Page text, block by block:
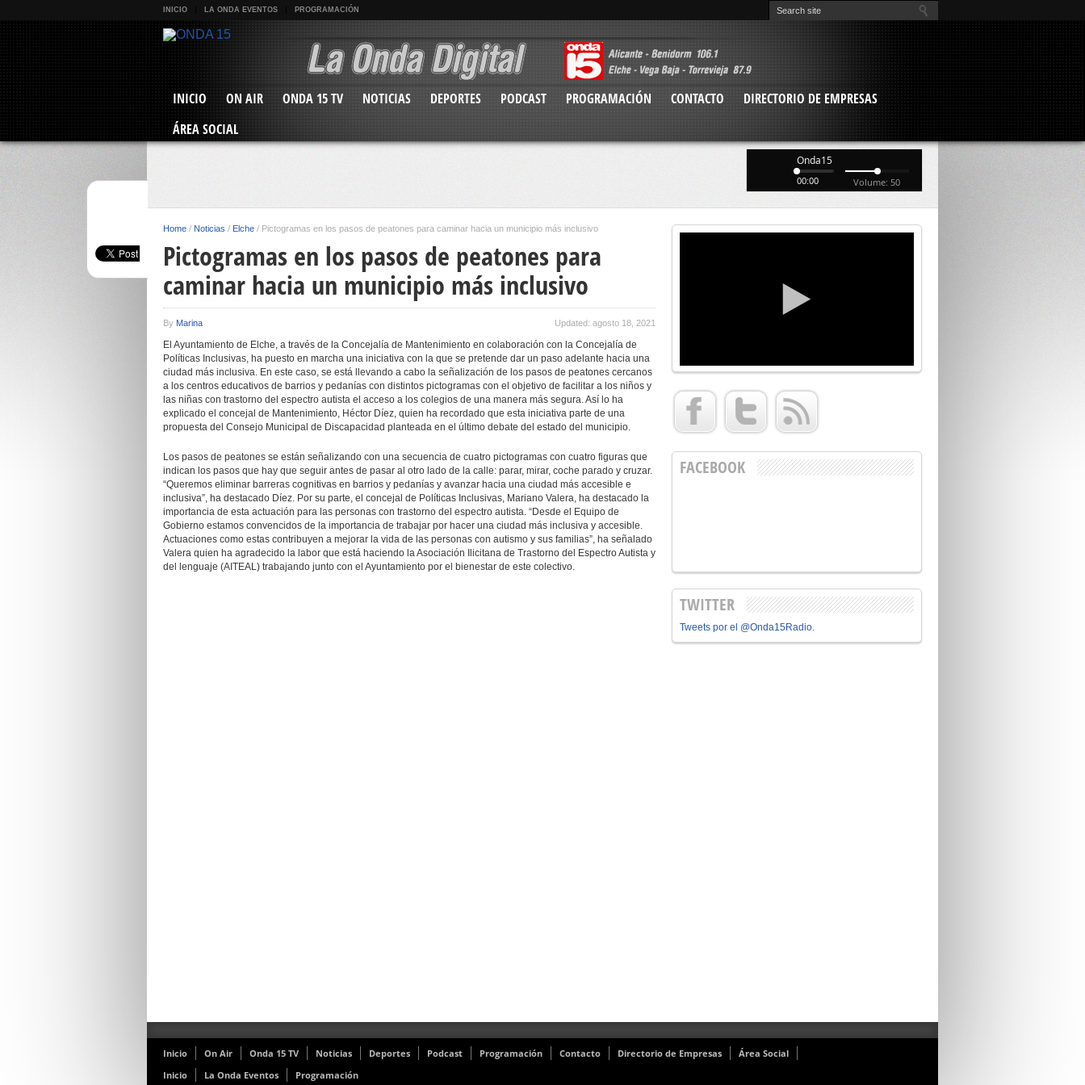
INICIO LA ONDA EVENTOS PROGRAMACIÓN
INICIO ON AIR ONDA 15 TV NOTICIAS DEPORTES PODCAST PROGRAMACIÓN CONTACTO
DIRECTORIO DE EMPRESAS
ÁREA SOCIAL
Onda15
00:00 Volume: 50
Home / Noticias / Elche / Pictogramas en los pasos de peatones para caminar hacia un municipio más inclusivo
Pictogramas en los pasos de peatones para
caminar hacia un municipio más inclusivo
By Marina Updated: agosto 18, 2021
El Ayuntamiento de Elche, a través de la Concejalía de Mantenimiento en colaboración con la Concejalía de
Políticas Inclusivas, ha puesto en marcha una iniciativa con la que se pretende dar un paso adelante hacia una
ciudad más inclusiva. En este caso, se está llevando a cabo la señalización de los pasos de peatones cercanos
a los centros educativos de barrios y pedanías con distintos pictogramas con el objetivo de facilitar a los niños y
las niñas con trastorno del espectro autista el acceso a los colegios de una manera más segura. Así lo ha
explicado el concejal de Mantenimiento, Héctor Díez, quien ha recordado que esta iniciativa parte de una
propuesta del Consejo Municipal de Discapacidad planteada en el último debate del estado del municipio.
Los pasos de peatones se están señalizando con una secuencia de cuatro pictogramas con cuatro figuras que
indican los pasos que hay que seguir antes de pasar al otro lado de la calle: parar, mirar, coche parado y cruzar.
“Queremos eliminar barreras cognitivas en barrios y pedanías y avanzar hacia una ciudad más accesible e
inclusiva”, ha destacado Díez. Por su parte, el concejal de Políticas Inclusivas, Mariano Valera, ha destacado la
importancia de esta actuación para las personas con trastorno del espectro autista. “Desde el Equipo de
Gobierno estamos convencidos de la importancia de trabajar por hacer una ciudad más inclusiva y accesible.
Actuaciones como estas contribuyen a mejorar la vida de las personas con autismo y sus familias”, ha señalado
Valera quien ha agradecido la labor que está haciendo la Asociación Ilicitana de Trastorno del Espectro Autista y
del lenguaje (AITEAL) trabajando junto con el Ayuntamiento por el bienestar de este colectivo.
FACEBOOK
TWITTER
Tweets por el @Onda15Radio.
Inicio On Air Onda 15 TV Noticias Deportes Podcast Programación Contacto Directorio de Empresas
Área Social
Inicio
La Onda Eventos Programación